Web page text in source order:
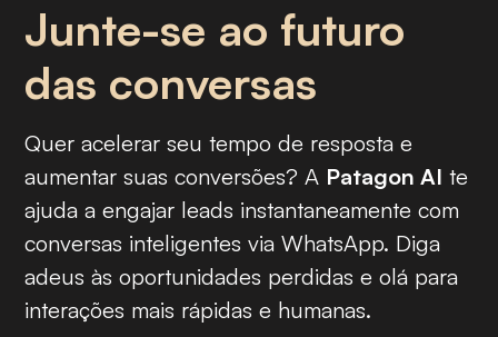
Junte-se ao futuro
das conversas
Quer acelerar seu tempo de resposta e
aumentar suas conversões? A Patagon AI te
ajuda a engajar leads instantaneamente com
conversas inteligentes via WhatsApp. Diga
adeus às oportunidades perdidas e olá para
interações mais rápidas e humanas.